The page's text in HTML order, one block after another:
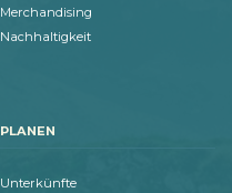
Merchandising
Nachhaltigkeit
PLANEN
Unterkünfte